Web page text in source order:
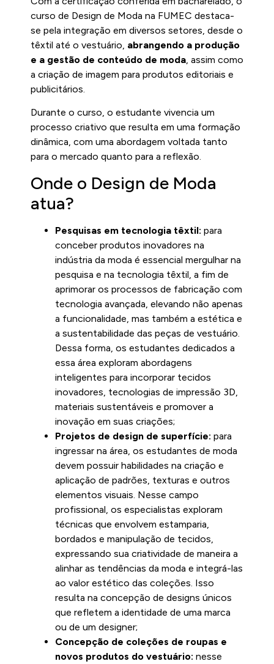
curso de Design de Moda na FUMEC destaca-
se pela integração em diversos setores, desde o
têxtil até o vestuário, abrangendo a produção
e a gestão de conteúdo de moda, assim como
a criação de imagem para produtos editoriais e
publicitários.
Durante o curso, o estudante vivencia um
processo criativo que resulta em uma formação
dinâmica, com uma abordagem voltada tanto
para o mercado quanto para a reflexão.
Onde o Design de Moda
atua?
Pesquisas em tecnologia têxtil: para
conceber produtos inovadores na
indústria da moda é essencial mergulhar na
pesquisa e na tecnologia têxtil, a fim de
aprimorar os processos de fabricação com
tecnologia avançada, elevando não apenas
a funcionalidade, mas também a estética e
a sustentabilidade das peças de vestuário.
Dessa forma, os estudantes dedicados a
essa área exploram abordagens
inteligentes para incorporar tecidos
inovadores, tecnologias de impressão 3D,
materiais sustentáveis e promover a
inovação em suas criações;
Projetos de design de superfície: para
ingressar na área, os estudantes de moda
devem possuir habilidades na criação e
aplicação de padrões, texturas e outros
elementos visuais. Nesse campo
profissional, os especialistas exploram
técnicas que envolvem estamparia,
bordados e manipulação de tecidos,
expressando sua criatividade de maneira a
alinhar as tendências da moda e integrá-las
ao valor estético das coleções. Isso
resulta na concepção de designs únicos
que refletem a identidade de uma marca
ou de um designer;
Concepção de coleções de roupas e
novos produtos do vestuário: nesse